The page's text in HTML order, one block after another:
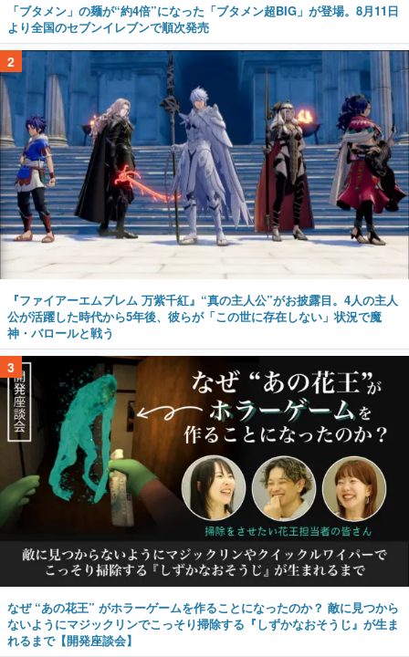
「ブタメン」の麺が“約4倍”になった「ブタメン超BIG」が登場。8月11日
より全国のセブンイレブンで順次発売
2
『ファイアーエムブレム 万紫千紅』“真の主人公”がお披露目。4人の主人
公が活躍した時代から5年後、彼らが「この世に存在しない」状況で魔
神・バロールと戦う
3
なぜ “あの花王” がホラーゲームを作ることになったのか？ 敵に見つから
ないようにマジックリンでこっそり掃除する『しずかなおそうじ』が生ま
れるまで【開発座談会】